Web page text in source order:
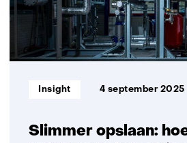
methodiek
Slimmer opslaan:
Informatietype:
Insight 4 september 2025